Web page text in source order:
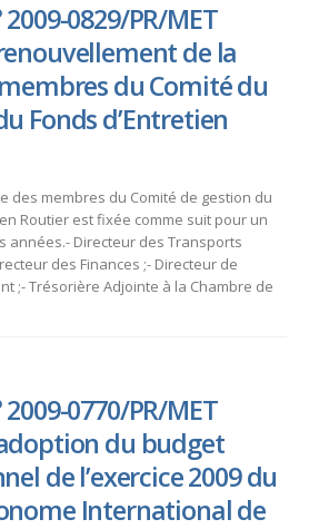
0829/PR/MET
de la
du Comité du
Fonds d’Entretien
des membres du Comité de gestion du
Routier est fixée comme suit pour un
années.- Directeur des Transports
des Finances ;- Directeur de
;- Trésorière Adjointe à la Chambre de
0770/PR/MET
du budget
de l’exercice 2009 du
International de